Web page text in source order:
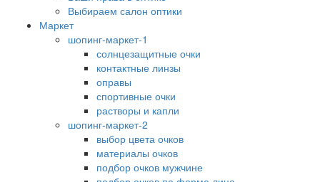
Выбираем салон оптики
Маркет
шопинг-маркет-1
солнцезащитные очки
контактные линзы
оправы
спортивные очки
растворы и капли
шопинг-маркет-2
выбор цвета очков
материалы очков
подбор очков мужчине